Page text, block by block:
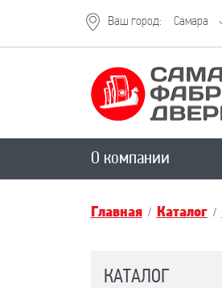
Ваш город: Самара
О компании
Главная Каталог
КАТАЛОГ